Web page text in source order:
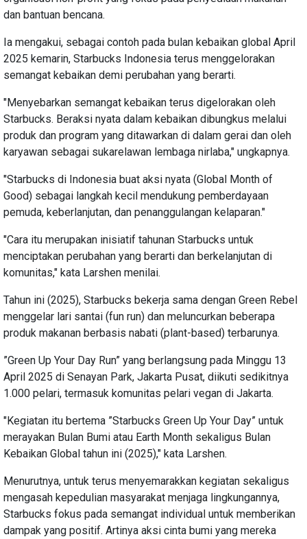
dan bantuan bencana.
Ia mengakui, sebagai contoh pada bulan kebaikan global April
2025 kemarin, Starbucks Indonesia terus menggelorakan
semangat kebaikan demi perubahan yang berarti.
"Menyebarkan semangat kebaikan terus digelorakan oleh
Starbucks. Beraksi nyata dalam kebaikan dibungkus melalui
produk dan program yang ditawarkan di dalam gerai dan oleh
karyawan sebagai sukarelawan lembaga nirlaba," ungkapnya.
"Starbucks di Indonesia buat aksi nyata (Global Month of
Good) sebagai langkah kecil mendukung pemberdayaan
pemuda, keberlanjutan, dan penanggulangan kelaparan."
"Cara itu merupakan inisiatif tahunan Starbucks untuk
menciptakan perubahan yang berarti dan berkelanjutan di
komunitas," kata Larshen menilai.
Tahun ini (2025), Starbucks bekerja sama dengan Green Rebel
menggelar lari santai (fun run) dan meluncurkan beberapa
produk makanan berbasis nabati (plant-based) terbarunya.
”Green Up Your Day Run” yang berlangsung pada Minggu 13
April 2025 di Senayan Park, Jakarta Pusat, diikuti sedikitnya
1.000 pelari, termasuk komunitas pelari vegan di Jakarta.
"Kegiatan itu bertema ”Starbucks Green Up Your Day” untuk
merayakan Bulan Bumi atau Earth Month sekaligus Bulan
Kebaikan Global tahun ini (2025)," kata Larshen.
Menurutnya, untuk terus menyemarakkan kegiatan sekaligus
mengasah kepedulian masyarakat menjaga lingkungannya,
Starbucks fokus pada semangat individual untuk memberikan
dampak yang positif. Artinya aksi cinta bumi yang mereka